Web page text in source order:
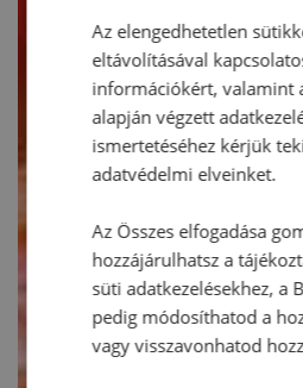
Az elengedhetetlen
eltávolításával
információkért, valamint
alapján végzett
ismertetéséhez kérjük
adatvédelmi elveinket.
Az Összes elfogadása
hozzájárulhatsz a
süti adatkezelésekhez, a
pedig módosíthatod a
vagy visszavonhatod